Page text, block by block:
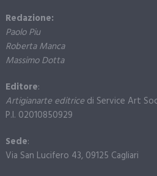
Redazione:
Paolo Piu
Roberta Manca
Massimo Dotta
Editore:
Artigianarte editricedi Service Art
P.I. 02010850929
Sede:
Via San Lucifero 43, 09125 Cagliari